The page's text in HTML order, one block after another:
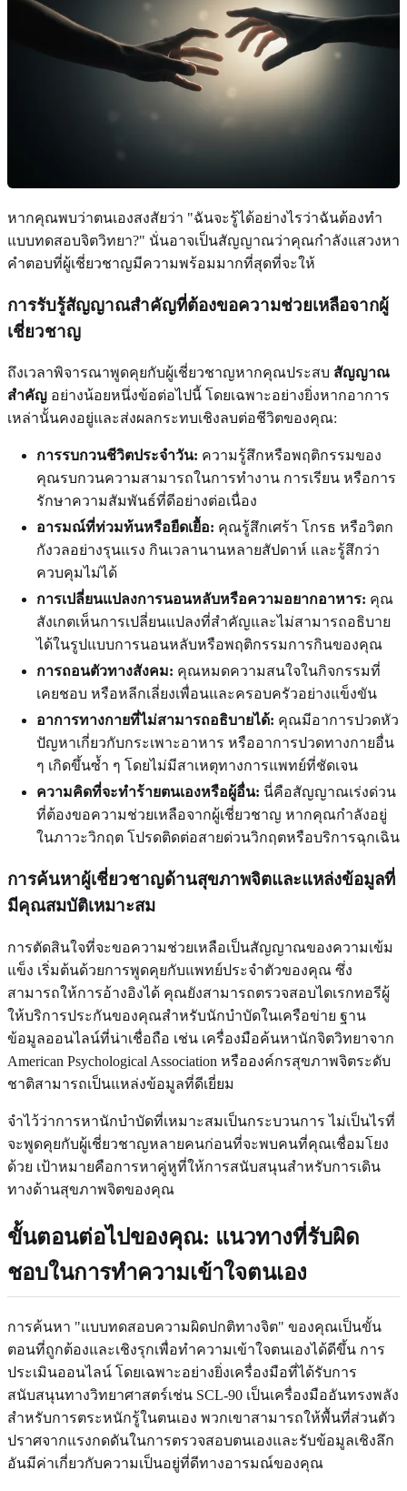
หากคุณพบว่าตนเองสงสัยว่า "ฉันจะรู้ได้อย่างไรว่าฉันต้องทำ
แบบทดสอบจิตวิทยา?" นั่นอาจเป็นสัญญาณว่าคุณกำลังแสวงหา
คำตอบที่ผู้เชี่ยวชาญมีความพร้อมมากที่สุดที่จะให้
การรับรู้สัญญาณสำคัญที่ต้องขอความช่วยเหลือจากผู้
เชี่ยวชาญ
ถึงเวลาพิจารณาพูดคุยกับผู้เชี่ยวชาญหากคุณประสบ สัญญาณ
สำคัญ อย่างน้อยหนึ่งข้อต่อไปนี้ โดยเฉพาะอย่างยิ่งหากอาการ
เหล่านั้นคงอยู่และส่งผลกระทบเชิงลบต่อชีวิตของคุณ:
การรบกวนชีวิตประจำวัน: ความรู้สึกหรือพฤติกรรมของ
คุณรบกวนความสามารถในการทำงาน การเรียน หรือการ
รักษาความสัมพันธ์ที่ดีอย่างต่อเนื่อง
อารมณ์ที่ท่วมท้นหรือยืดเยื้อ: คุณรู้สึกเศร้า โกรธ หรือวิตก
กังวลอย่างรุนแรง กินเวลานานหลายสัปดาห์ และรู้สึกว่า
ควบคุมไม่ได้
การเปลี่ยนแปลงการนอนหลับหรือความอยากอาหาร: คุณ
สังเกตเห็นการเปลี่ยนแปลงที่สำคัญและไม่สามารถอธิบาย
ได้ในรูปแบบการนอนหลับหรือพฤติกรรมการกินของคุณ
การถอนตัวทางสังคม: คุณหมดความสนใจในกิจกรรมที่
เคยชอบ หรือหลีกเลี่ยงเพื่อนและครอบครัวอย่างแข็งขัน
อาการทางกายที่ไม่สามารถอธิบายได้: คุณมีอาการปวดหัว
ปัญหาเกี่ยวกับกระเพาะอาหาร หรืออาการปวดทางกายอื่น
ๆ เกิดขึ้นซ้ำ ๆ โดยไม่มีสาเหตุทางการแพทย์ที่ชัดเจน
ความคิดที่จะทำร้ายตนเองหรือผู้อื่น: นี่คือสัญญาณเร่งด่วน
ที่ต้องขอความช่วยเหลือจากผู้เชี่ยวชาญ หากคุณกำลังอยู่
ในภาวะวิกฤต โปรดติดต่อสายด่วนวิกฤตหรือบริการฉุกเฉิน
การค้นหาผู้เชี่ยวชาญด้านสุขภาพจิตและแหล่งข้อมูลที่
มีคุณสมบัติเหมาะสม
การตัดสินใจที่จะขอความช่วยเหลือเป็นสัญญาณของความเข้ม
แข็ง เริ่มต้นด้วยการพูดคุยกับแพทย์ประจำตัวของคุณ ซึ่ง
สามารถให้การอ้างอิงได้ คุณยังสามารถตรวจสอบไดเรกทอรีผู้
ให้บริการประกันของคุณสำหรับนักบำบัดในเครือข่าย ฐาน
ข้อมูลออนไลน์ที่น่าเชื่อถือ เช่น เครื่องมือค้นหานักจิตวิทยาจาก
American Psychological Association หรือองค์กรสุขภาพจิตระดับ
ชาติสามารถเป็นแหล่งข้อมูลที่ดีเยี่ยม
จำไว้ว่าการหานักบำบัดที่เหมาะสมเป็นกระบวนการ ไม่เป็นไรที่
จะพูดคุยกับผู้เชี่ยวชาญหลายคนก่อนที่จะพบคนที่คุณเชื่อมโยง
ด้วย เป้าหมายคือการหาคู่หูที่ให้การสนับสนุนสำหรับการเดิน
ทางด้านสุขภาพจิตของคุณ
ขั้นตอนต่อไปของคุณ: แนวทางที่รับผิด
ชอบในการทำความเข้าใจตนเอง
การค้นหา "แบบทดสอบความผิดปกติทางจิต" ของคุณเป็นขั้น
ตอนที่ถูกต้องและเชิงรุกเพื่อทำความเข้าใจตนเองได้ดีขึ้น การ
ประเมินออนไลน์ โดยเฉพาะอย่างยิ่งเครื่องมือที่ได้รับการ
สนับสนุนทางวิทยาศาสตร์เช่น SCL-90 เป็นเครื่องมืออันทรงพลัง
สำหรับการตระหนักรู้ในตนเอง พวกเขาสามารถให้พื้นที่ส่วนตัว
ปราศจากแรงกดดันในการตรวจสอบตนเองและรับข้อมูลเชิงลึก
อันมีค่าเกี่ยวกับความเป็นอยู่ที่ดีทางอารมณ์ของคุณ